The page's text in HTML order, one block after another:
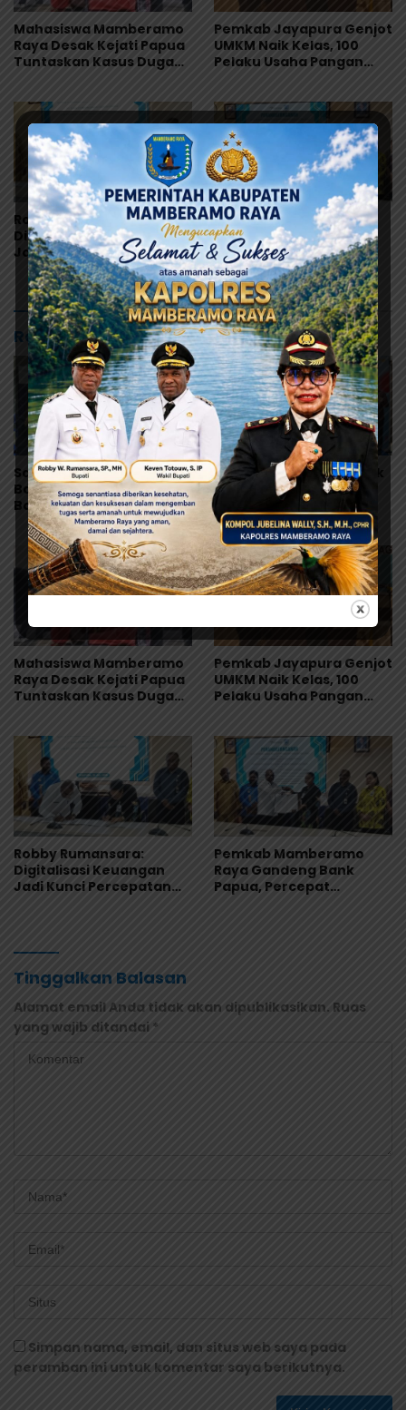
Mahasiswa Mamberamo
Raya Desak Kejati Papua
Tuntaskan Kasus Dugaan
Pemkab Jayapura Genjot
UMKM Naik Kelas, 100
Pelaku Usaha Pangan
Robby Rumansara:
Digitalisasi Keuangan
Jadi Kunci Percepatan
Pembangunan
Mamberamo Raya
Pemkab Mamberamo
Raya Gandeng Bank
Papua, Percepat
Digitalisasi Pengelolaan
Keuangan Daerah
Rekomendasi untuk kamu
Sambut HUT RI dan HUT
Bank Mandiri, Region XII
Bagikan 280 Paket
Makanan Lewat Program
Livin’ Berbagi Rp1
Sambut HUT ke-28, Bank
Mandiri Region XII Gelar
Donor Darah Libatkan
280 Pendonor di
Jayapura
Mahasiswa Mamberamo
Raya Desak Kejati Papua
Tuntaskan Kasus Dugaan
Pemkab Jayapura Genjot
UMKM Naik Kelas, 100
Pelaku Usaha Pangan
Robby Rumansara:
Digitalisasi Keuangan
Jadi Kunci Percepatan
Pemkab Mamberamo
Raya Gandeng Bank
Papua, Percepat
Tinggalkan Balasan
Alamat email Anda tidak akan dipublikasikan. Ruas
yang wajib ditandai *
Simpan nama, email, dan situs web saya pada
peramban ini untuk komentar saya berikutnya.